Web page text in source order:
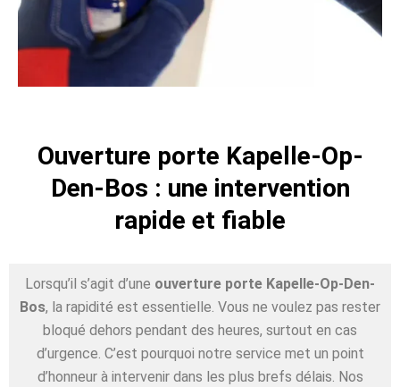
Ouverture porte Kapelle-Op-
Den-Bos : une intervention
rapide et fiable
Lorsqu’il s’agit d’une ouverture porte Kapelle-Op-Den-
Bos, la rapidité est essentielle. Vous ne voulez pas rester
bloqué dehors pendant des heures, surtout en cas
d’urgence. C’est pourquoi notre service met un point
d’honneur à intervenir dans les plus brefs délais. Nos